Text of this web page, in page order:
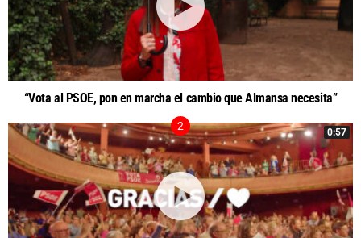
“Vota al PSOE, pon en marcha el cambio que Almansa necesita”
0:57